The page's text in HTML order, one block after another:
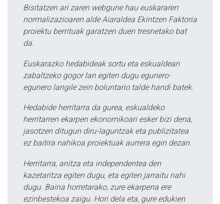
Bisitatzen ari zaren webgune hau euskararen
normalizazioaren alde Aiaraldea Ekintzen Faktoria
proiektu berrituak garatzen duen tresnetako bat
da.
Euskarazko hedabideak sortu eta eskualdean
zabaltzeko gogor lan egiten dugu egunero-
egunero langile zein boluntario talde handi batek.
Hedabide herritarra da gurea, eskualdeko
herritarren ekarpen ekonomikoari esker bizi dena,
jasotzen ditugun diru-laguntzak eta publizitatea
ez baitira nahikoa proiektuak aurrera egin dezan.
Herritarra, anitza eta independentea den
kazetaritza egiten dugu, eta egiten jarraitu nahi
dugu. Baina horretarako, zure ekarpena ere
ezinbestekoa zaigu. Hori dela eta, gure edukien